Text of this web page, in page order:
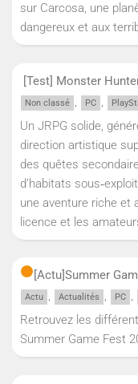
sur Carcosa, une
dangereux et aux
[Test] Monster
Non classé , PC ,
Un JRPG solide,
direction artistique
des quêtes
d’habitats
une aventure riche et
licence et les
[Actu]Summer
Actu , Actualités , PC ,
Retrouvez les
Summer Game Fest